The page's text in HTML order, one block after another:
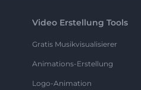
Video Erstellung Tools
Gratis Musikvisualisierer
Animations-Erstellung
Logo-Animation